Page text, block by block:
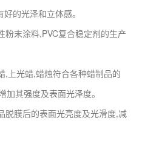
的光泽和立体感。
末涂料,PVC复合稳定剂的生产
光蜡,蜡烛符合各种蜡制品的
加其强度及表面光泽度。
膜后的表面光亮度及光滑度,减